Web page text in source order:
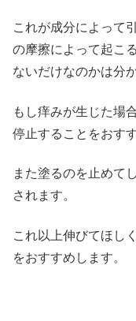
これが成分によって
の摩擦によって起こ
ないだけなのかは分
もし痒みが生じた場
停止することをおす
また塗るのを止めて
されます。
これ以上伸びてほし
をおすすめします。